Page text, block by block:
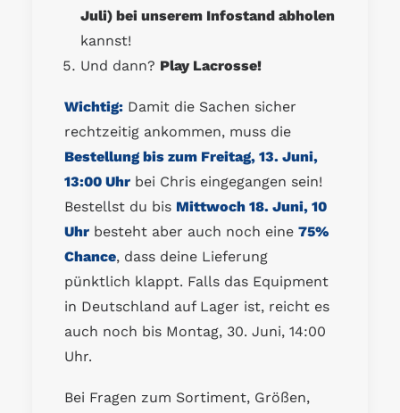
Juli) bei unserem Infostand abholen
kannst!
Und dann? Play Lacrosse!
Wichtig: Damit die Sachen sicher
rechtzeitig ankommen, muss die
Bestellung bis zum Freitag, 13. Juni,
13:00 Uhr bei Chris eingegangen sein!
Bestellst du bis Mittwoch 18. Juni, 10
Uhr besteht aber auch noch eine 75%
Chance, dass deine Lieferung
pünktlich klappt. Falls das Equipment
in Deutschland auf Lager ist, reicht es
auch noch bis Montag, 30. Juni, 14:00
Uhr.
Bei Fragen zum Sortiment, Größen,